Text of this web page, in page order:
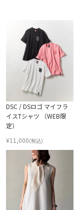
DSC / DSロゴ マイフラ
イスTシャツ （WEB限
定）
¥11,000(税込)